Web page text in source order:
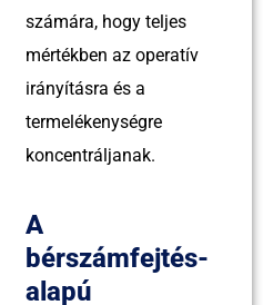
számára, hogy teljes
mértékben az operatív
irányításra és a
termelékenységre
koncentráljanak.
A
bérszámfejtés-
alapú